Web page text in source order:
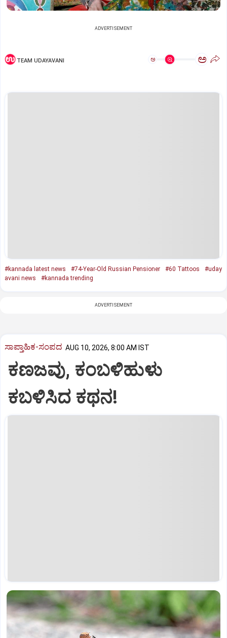
ADVERTISEMENT
TEAM UDAYAVANI ಅ ಅ
#kannada latest news #74-Year-Old Russian Pensioner #60 Tattoos
#uday
avani news
#kannada trending
ADVERTISEMENT
ಸಾಪ್ತಾಹಿಕ-ಸಂಪದ AUG 10, 2026, 8:00 AM IST
ಕಣಜವು, ಕಂಬಳಿಹುಳು
ಕಬಳಿಸಿದ ಕಥನ!